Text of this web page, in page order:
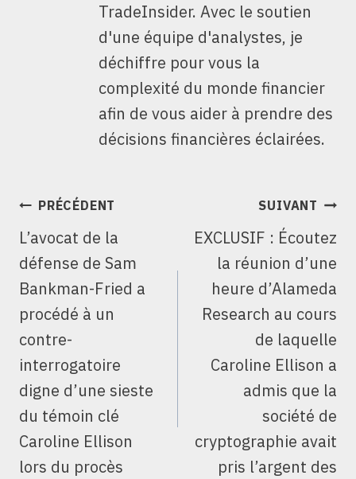
TradeInsider. Avec le soutien
d'une équipe d'analystes, je
déchiffre pour vous la
complexité du monde financier
afin de vous aider à prendre des
décisions financières éclairées.
NAVIGATION
L’ARTICLE
PRÉCÉDENT
L’avocat de la
défense de Sam
Bankman-Fried a
procédé à un
contre-
interrogatoire
digne d’une sieste
du témoin clé
Caroline Ellison
lors du procès
SUIVANT
EXCLUSIF : Écoutez
la réunion d’une
heure d’Alameda
Research au cours
de laquelle
Caroline Ellison a
admis que la
société de
cryptographie avait
pris l’argent des